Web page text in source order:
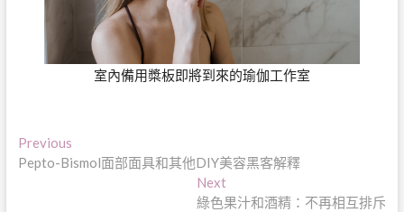
室內備用槳板即將到來的瑜伽工作室
文
章
PreviousPrevious
post:
Pepto-Bismol面部面具和其他DIY美容黑客解釋
NextNext
post:
綠色果汁和酒精：不再相互排斥